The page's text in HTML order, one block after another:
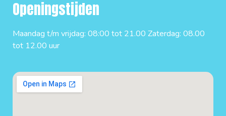
Openingstijden
Maandag t/m vrijdag: 08:00 tot 21.00 Zaterdag: 08.00
tot 12.00 uur